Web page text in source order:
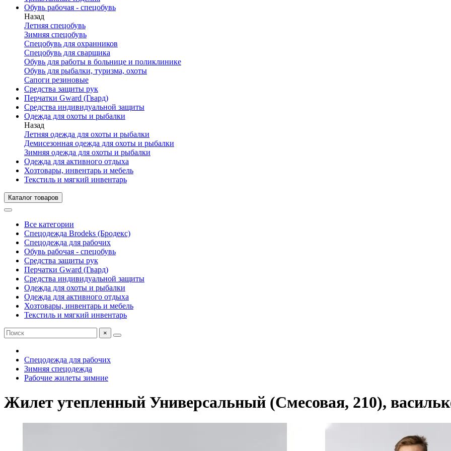
Обувь рабочая - спецобувь
Назад
Летняя спецобувь
Зимняя спецобувь
Спецобувь для охранников
Спецобувь для сварщика
Обувь для работы в больнице и поликлинике
Обувь для рыбалки, туризма, охоты
Сапоги резиновые
Средства защиты рук
Перчатки Gward (Гвард)
Средства индивидуальной защиты
Одежда для охоты и рыбалки
Назад
Летняя одежда для охоты и рыбалки
Демисезонная одежда для охоты и рыбалки
Зимняя одежда для охоты и рыбалки
Одежда для активного отдыха
Хозтовары, инвентарь и мебель
Текстиль и мягкий инвентарь
Каталог товаров
Все категории
Спецодежда Brodeks (Бродекс)
Спецодежда для рабочих
Обувь рабочая - спецобувь
Средства защиты рук
Перчатки Gward (Гвард)
Средства индивидуальной защиты
Одежда для охоты и рыбалки
Одежда для активного отдыха
Хозтовары, инвентарь и мебель
Текстиль и мягкий инвентарь
×
Спецодежда для рабочих
Зимняя спецодежда
Рабочие жилеты зимние
Жилет утепленный Универсальный (Смесовая, 210),